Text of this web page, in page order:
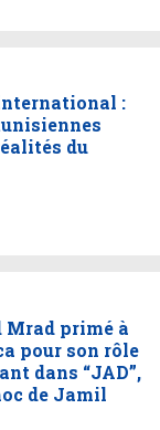
:
du
Mrad primé à
pour son rôle
dans “JAD”,
de Jamil